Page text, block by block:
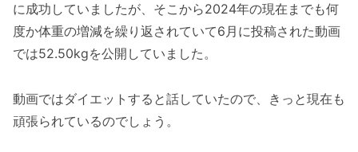
に成功していましたが、そこから2024年の現在までも何
度か体重の増減を繰り返されていて6月に投稿された動画
では52.50kgを公開していました。
動画ではダイエットすると話していたので、きっと現在も
頑張られているのでしょう。